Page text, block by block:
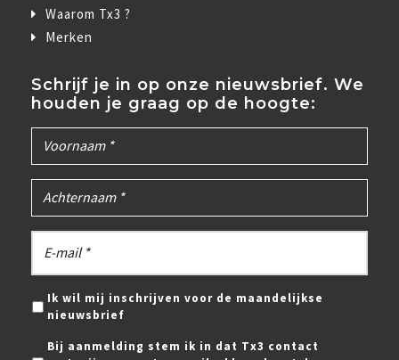
Waarom Tx3 ?
Merken
Schrijf je in op onze nieuwsbrief. We
houden je graag op de hoogte:
Ik wil mij inschrijven voor de maandelijkse
nieuwsbrief
Bij aanmelding stem ik in dat Tx3 contact